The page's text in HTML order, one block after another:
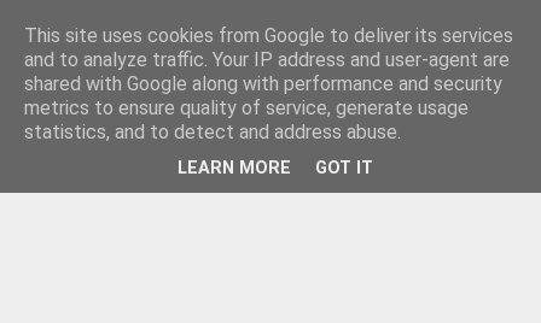
This site uses cookies from Google to deliver its services
and to analyze traffic. Your IP address and user-agent are
shared with Google along with performance and security
metrics to ensure quality of service, generate usage
statistics, and to detect and address abuse.
LEARN MORE GOT IT